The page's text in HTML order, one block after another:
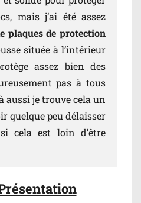
mais j’ai été assez
plaques de protection
située à l’intérieur
assez bien des
pas à tous
aussi je trouve cela un
quelque peu délaisser
cela est loin d’être